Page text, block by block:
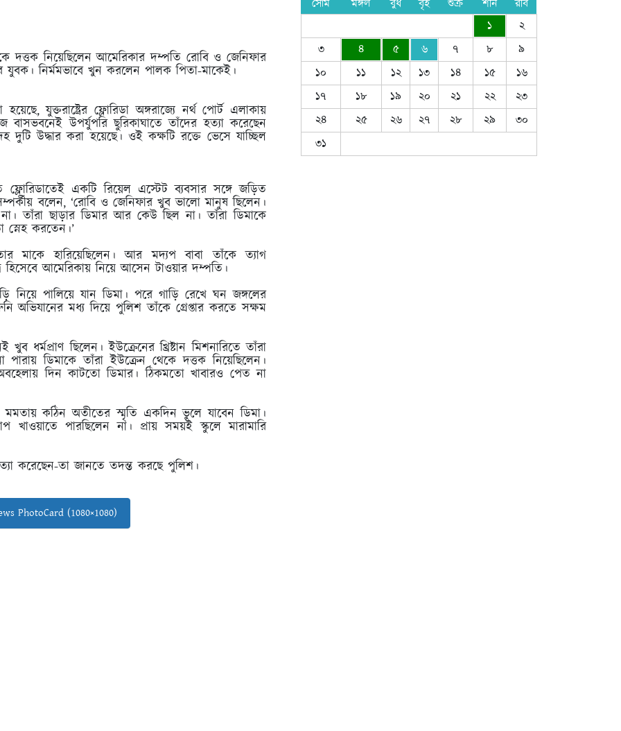
নিয়েছিলেন আমেরিকার দম্পতি রোবি ও জেনিফার
নির্মমভাবে খুন করলেন পালক পিতা-মাকেই।
যুক্তরাষ্ট্রের ফ্লোরিডা অঙ্গরাজ্যে নর্থ পোর্ট এলাকায়
উপর্যুপরি ছুরিকাঘাতে তাঁদের হত্যা করেছেন
উদ্ধার করা হয়েছে। ওই কক্ষটি রক্তে ভেসে যাচ্ছিল
ফ্লোরিডাতেই একটি রিয়েল এস্টেট ব্যবসার সঙ্গে জড়িত
বলেন, ‘রোবি ও জেনিফার খুব ভালো মানুষ ছিলেন।
তাঁরা ছাড়ার ডিমার আর কেউ ছিল না। তাঁরা ডিমাকে
করতেন।’
মাকে হারিয়েছিলেন। আর মদ্যপ বাবা তাঁকে ত্যাগ
আমেরিকায় নিয়ে আসেন টাওয়ার দম্পতি।
পালিয়ে যান ডিমা। পরে গাড়ি রেখে ঘন জঙ্গলের
অভিযানের মধ্য দিয়ে পুলিশ তাঁকে গ্রেপ্তার করতে সক্ষম
ধর্মপ্রাণ ছিলেন। ইউক্রেনের খ্রিষ্টান মিশনারিতে তাঁরা
ডিমাকে তাঁরা ইউক্রেন থেকে দত্তক নিয়েছিলেন।
দিন কাটতো ডিমার। ঠিকমতো খাবারও পেত না
কঠিন অতীতের স্মৃতি একদিন ভুলে যাবেন ডিমা।
খাওয়াতে পারছিলেন না। প্রায় সময়ই স্কুলে মারামারি
করেছেন-তা জানতে তদন্ত করছে পুলিশ।
PhotoCard (1080×1080)
সোম মঙ্গল বুধ বৃহ শুক্র শনি
রবি
১
২
৩
৪ ৫ ৬ ৭ ৮
৯
১০
১১ ১২ ১৩ ১৪ ১৫
১৬
১৭
১৮ ১৯ ২০ ২১ ২২
২৩
২৪
২৫ ২৬ ২৭ ২৮ ২৯
৩০
৩১